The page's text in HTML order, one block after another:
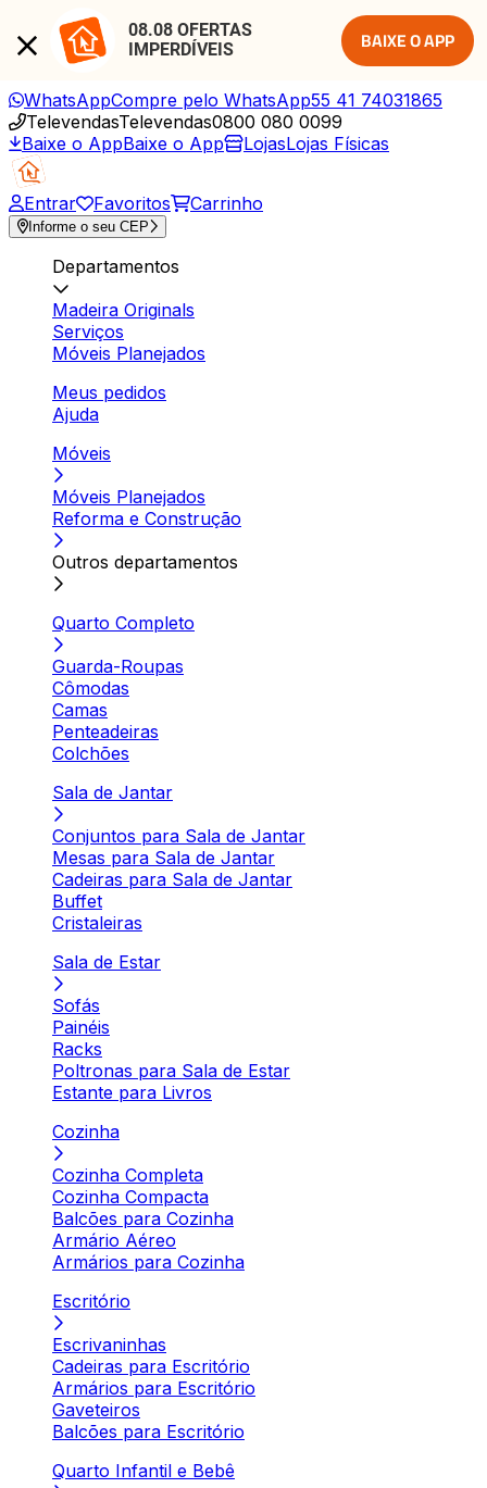
08.08 OFERTAS
IMPERDÍVEIS
BAIXE O APP
WhatsAppCompre pelo WhatsApp55 41 74031865
TelevendasTelevendas0800 080 0099
Baixe o AppBaixe o App LojasLojas Físicas
Entrar Favoritos Carrinho
Informe o seu CEP
Departamentos
Madeira Originals
Serviços
Móveis Planejados
Meus pedidos
Ajuda
Móveis
Móveis Planejados
Reforma e Construção
Outros departamentos
Quarto Completo
Guarda-Roupas
Cômodas
Camas
Penteadeiras
Colchões
Sala de Jantar
Conjuntos para Sala de Jantar
Mesas para Sala de Jantar
Cadeiras para Sala de Jantar
Buffet
Cristaleiras
Sala de Estar
Sofás
Painéis
Racks
Poltronas para Sala de Estar
Estante para Livros
Cozinha
Cozinha Completa
Cozinha Compacta
Balcões para Cozinha
Armário Aéreo
Armários para Cozinha
Escritório
Escrivaninhas
Cadeiras para Escritório
Armários para Escritório
Gaveteiros
Balcões para Escritório
Quarto Infantil e Bebê